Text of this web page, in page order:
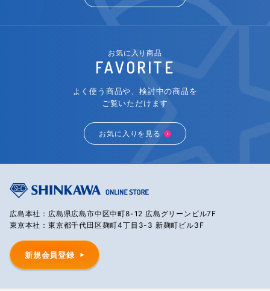
お気に入り商品
FAVORITE
よく使う商品や、検討中の商品を
ご覧いただけます
お気に入りを見る
広島本社：広島県広島市中区中町8-12 広島グリーンビル7F
東京本社：東京都千代田区麹町4丁目3-3 新麹町ビル3F
新規会員登録